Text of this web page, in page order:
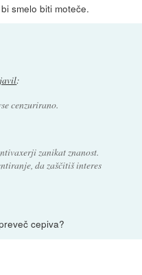
smelo biti moteče.
:
cenzurirano.
zanikat znanost.
da zaščitiš interes
cepiva?